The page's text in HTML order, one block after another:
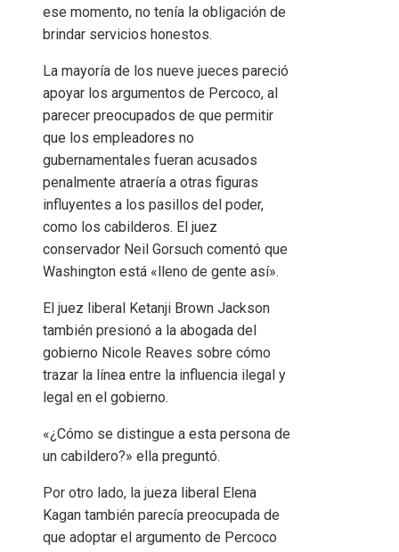
ese momento, no tenía la obligación de
brindar servicios honestos.
La mayoría de los nueve jueces pareció
apoyar los argumentos de Percoco, al
parecer preocupados de que permitir
que los empleadores no
gubernamentales fueran acusados ​​
penalmente atraería a otras figuras
influyentes a los pasillos del poder,
como los cabilderos. El juez
conservador Neil Gorsuch comentó que
Washington está «lleno de gente así».
El juez liberal Ketanji Brown Jackson
también presionó a la abogada del
gobierno Nicole Reaves sobre cómo
trazar la línea entre la influencia ilegal y
legal en el gobierno.
«¿Cómo se distingue a esta persona de
un cabildero?» ella preguntó.
Por otro lado, la jueza liberal Elena
Kagan también parecía preocupada de
que adoptar el argumento de Percoco